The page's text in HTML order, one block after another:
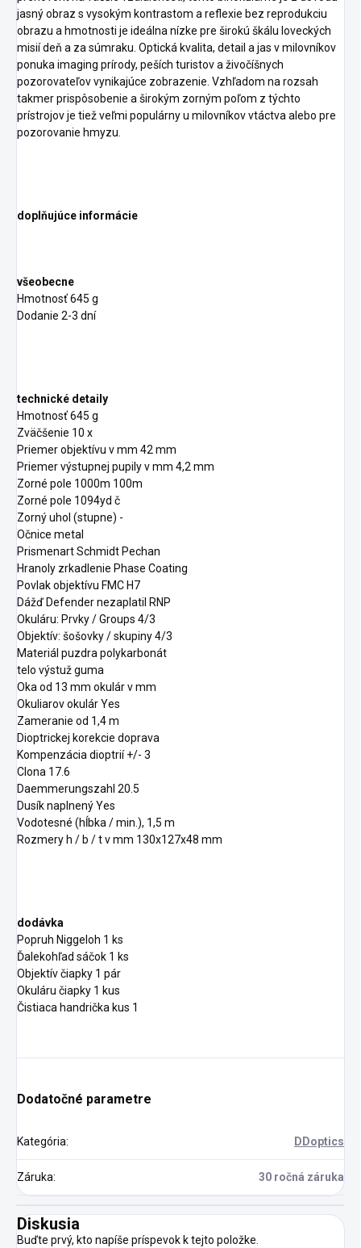
jasný obraz s vysokým kontrastom a reflexie bez reprodukciu
obrazu a hmotnosti je ideálna nízke pre širokú škálu loveckých
misií deň a za súmraku. Optická kvalita, detail a jas v milovníkov
ponuka imaging prírody, peších turistov a živočíšnych
pozorovateľov vynikajúce zobrazenie. Vzhľadom na rozsah
takmer prispôsobenie a širokým zorným poľom z týchto
prístrojov je tiež veľmi populárny u milovníkov vtáctva alebo pre
pozorovanie hmyzu.
doplňujúce informácie
všeobecne
Hmotnosť 645 g
Dodanie 2-3 dní
technické detaily
Hmotnosť 645 g
Zväčšenie 10 x
Priemer objektívu v mm 42 mm
Priemer výstupnej pupily v mm 4,2 mm
Zorné pole 1000m 100m
Zorné pole 1094yd č
Zorný uhol (stupne) -
Očnice metal
Prismenart Schmidt Pechan
Hranoly zrkadlenie Phase Coating
Povlak objektívu FMC H7
Dážď Defender nezaplatil RNP
Okuláru: Prvky / Groups 4/3
Objektív: šošovky / skupiny 4/3
Materiál puzdra polykarbonát
telo výstuž guma
Oka od 13 mm okulár v mm
Okuliarov okulár Yes
Zameranie od 1,4 m
Dioptrickej korekcie doprava
Kompenzácia dioptrií +/- 3
Clona 17.6
Daemmerungszahl 20.5
Dusík naplnený Yes
Vodotesné (hĺbka / min.), 1,5 m
Rozmery h / b / t v mm 130x127x48 mm
dodávka
Popruh Niggeloh 1 ks
Ďalekohľad sáčok 1 ks
Objektív čiapky 1 pár
Okuláru čiapky 1 kus
Čistiaca handrička kus 1
Dodatočné parametre
Kategória: DDoptics
Záruka: 30 ročná záruka
Diskusia
Buďte prvý, kto napíše príspevok k tejto položke.